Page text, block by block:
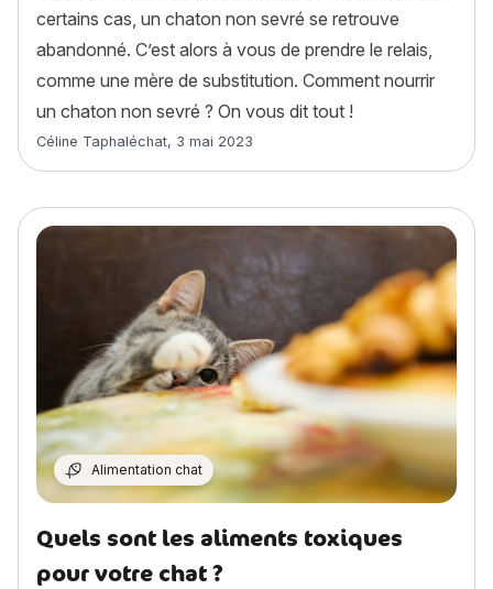
certains cas, un chaton non sevré se retrouve
abandonné. C’est alors à vous de prendre le relais,
comme une mère de substitution. Comment nourrir
un chaton non sevré ? On vous dit tout !
Article rédigé par
Céline Taphaléchat, 3 mai 2023
Alimentation chat
Quels sont les aliments toxiques
pour votre chat ?